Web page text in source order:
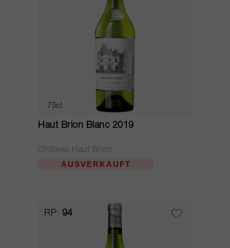
75cl
Haut Brion Blanc 2019
Château Haut Brion
AUSVERKAUFT
RP 94